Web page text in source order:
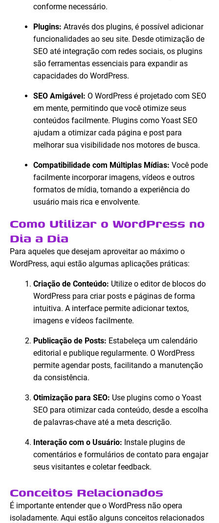
conforme necessário.
Plugins: Através dos plugins, é possível adicionar
funcionalidades ao seu site. Desde otimização de
SEO até integração com redes sociais, os plugins
são ferramentas essenciais para expandir as
capacidades do WordPress.
SEO Amigável: O WordPress é projetado com SEO
em mente, permitindo que você otimize seus
conteúdos facilmente. Plugins como Yoast SEO
ajudam a otimizar cada página e post para
melhorar sua visibilidade nos motores de busca.
Compatibilidade com Múltiplas Mídias: Você pode
facilmente incorporar imagens, vídeos e outros
formatos de mídia, tornando a experiência do
usuário mais rica e envolvente.
Como Utilizar o WordPress no
Dia a Dia
Para aqueles que desejam aproveitar ao máximo o
WordPress, aqui estão algumas aplicações práticas:
Criação de Conteúdo: Utilize o editor de blocos do
WordPress para criar posts e páginas de forma
intuitiva. A interface permite adicionar textos,
imagens e vídeos facilmente.
Publicação de Posts: Estabeleça um calendário
editorial e publique regularmente. O WordPress
permite agendar posts, facilitando a manutenção
da consistência.
Otimização para SEO: Use plugins como o Yoast
SEO para otimizar cada conteúdo, desde a escolha
de palavras-chave até a meta descrição.
Interação com o Usuário: Instale plugins de
comentários e formulários de contato para engajar
seus visitantes e coletar feedback.
Conceitos Relacionados
É importante entender que o WordPress não opera
isoladamente. Aqui estão alguns conceitos relacionados